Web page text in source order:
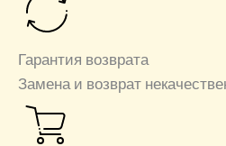
Гарантия возврата
Замена и возврат